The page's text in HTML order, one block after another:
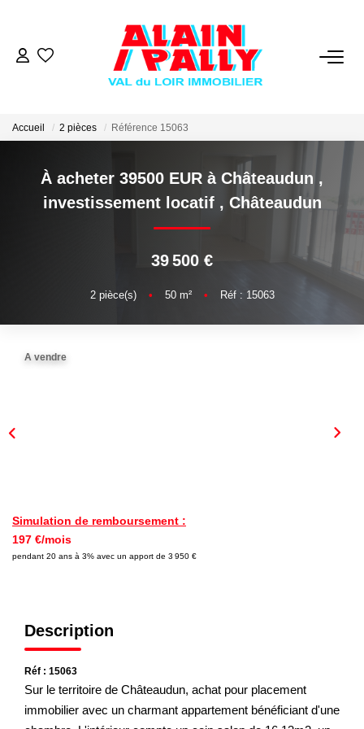
VENTE
LOCATION
GESTION
DERNIERES VENTES
Accueil 2 pièces Référence 15063
À acheter 39500 EUR à Châteaudun ,
investissement locatif , Châteaudun
39 500 €
2pièce(s) • 50m² • Réf : 15063
A vendre
Simulation de remboursement :
197 €/mois
pendant 20 ans à 3% avec un apport de 3 950 €
Description
Réf : 15063
Sur le territoire de Châteaudun, achat pour placement
immobilier avec un charmant appartement bénéficiant d'une